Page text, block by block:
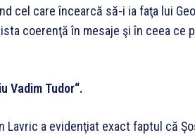
cel care încearcă să-i ia faţa lui
coerenţă în mesaje şi în ceea ce
Vadim Tudor“.
Lavric a evidenţiat exact faptul că